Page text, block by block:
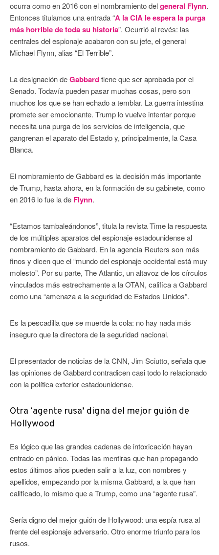
ocurra como en 2016 con el nombramiento delgeneral Flynn.
Entonces titulamos una entrada “A la CIA le espera la purga
más horrible de toda su historia”. Ocurrió al revés: las
centrales del espionaje acabaron con su jefe, el general
Michael Flynn, alias “El Terrible”.
La designación deGabbardtiene que ser aprobada por el
Senado. Todavía pueden pasar muchas cosas, pero son
muchos los que se han echado a temblar. La guerra intestina
promete ser emocionante. Trump lo vuelve intentar porque
necesita una purga de los servicios de inteligencia, que
gangrenan el aparato del Estado y, principalmente, la Casa
Blanca.
El nombramiento de Gabbard es la decisión más importante
de Trump, hasta ahora, en la formación de su gabinete, como
en 2016 lo fue la de Flynn.
“Estamos tambaleándonos”, titula la revista Time la respuesta
de los múltiples aparatos del espionaje estadounidense al
nombramiento de Gabbard. En la agencia Reuters son más
finos y dicen que el “mundo del espionaje occidental está muy
molesto”. Por su parte, The Atlantic, un altavoz de los círculos
vinculados más estrechamente a la OTAN, califica a Gabbard
como una “amenaza a la seguridad de Estados Unidos”.
Es la pescadilla que se muerde la cola: no hay nada más
inseguro que la directora de la seguridad nacional.
El presentador de noticias de la CNN, Jim Sciutto, señala que
las opiniones de Gabbard contradicen casi todo lo relacionado
con la política exterior estadounidense.
Otra ‘agente rusa’ digna del mejor guión de
Hollywood
Es lógico que las grandes cadenas de intoxicación hayan
entrado en pánico. Todas las mentiras que han propagando
estos últimos años pueden salir a la luz, con nombres y
apellidos, empezando por la misma Gabbard, a la que han
calificado, lo mismo que a Trump, como una “agente rusa”.
Sería digno del mejor guión de Hollywood: una espía rusa al
frente del espionaje adversario. Otro enorme triunfo para los
rusos.